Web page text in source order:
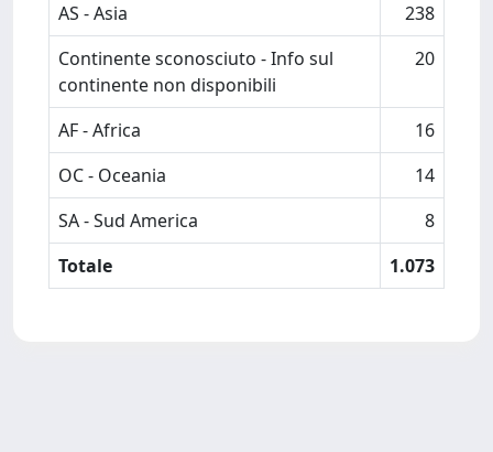
AS - Asia
238
Continente sconosciuto - Info sul
continente non disponibili
20
AF - Africa
16
OC - Oceania
14
SA - Sud America
8
Totale
1.073